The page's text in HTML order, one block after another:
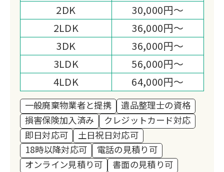
2DK
30,000円～
2LDK
36,000円～
3DK
36,000円～
3LDK
56,000円～
4LDK
64,000円～
一般廃棄物業者と提携
遺品整理士の資格
損害保険加入済み
クレジットカード対応
即日対応可
土日祝日対応可
18時以降対応可
電話の見積り可
オンライン見積り可
書面の見積り可